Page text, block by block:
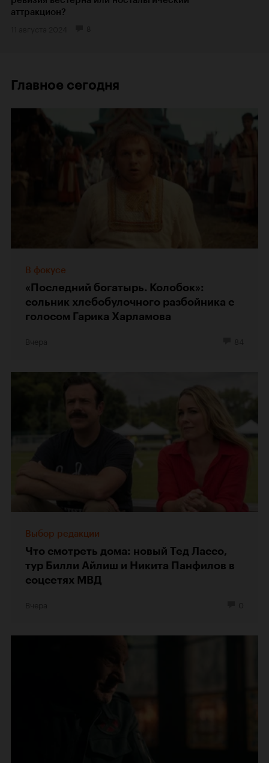
аттракцион?
Главное сегодня
В фокусе
«Последний богатырь. Колобок»:
сольник хлебобулочного разбойника с
голосом Гарика Харламова
Выбор редакции
Что смотреть дома: новый Тед Лассо,
тур Билли Айлиш и Никита Панфилов в
соцсетях МВД